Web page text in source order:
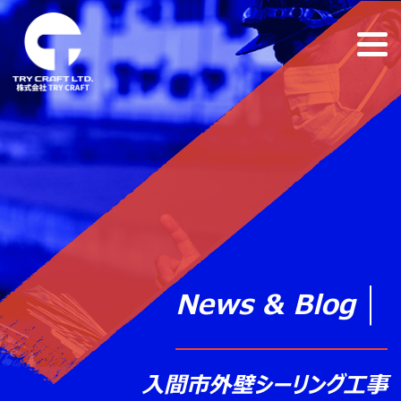
News & Blog
入間市外壁シーリング工事